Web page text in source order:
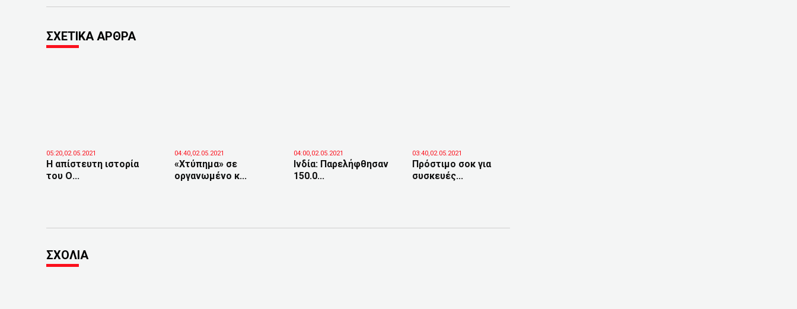
ΣΧΕΤΙΚΑ ΑΡΘΡΑ
05:20,02.05.2021
Η απίστευτη ιστορία
του Ο...
04:40,02.05.2021
«Χτύπημα» σε
οργανωμένο κ...
04:00,02.05.2021
Ινδία: Παρελήφθησαν
150.0...
03:40,02.05.2021
Πρόστιμο σοκ για
συσκευές...
ΣΧΟΛΙΑ